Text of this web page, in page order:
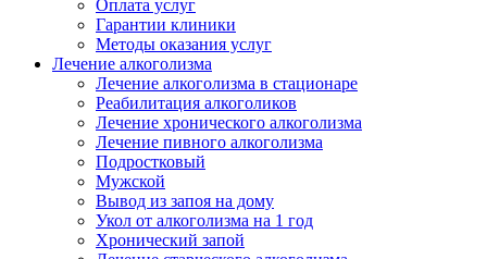
Оплата услуг
Гарантии клиники
Методы оказания услуг
Лечение алкоголизма
Лечение алкоголизма в стационаре
Реабилитация алкоголиков
Лечение хронического алкоголизма
Лечение пивного алкоголизма
Подростковый
Мужской
Вывод из запоя на дому
Укол от алкоголизма на 1 год
Хронический запой